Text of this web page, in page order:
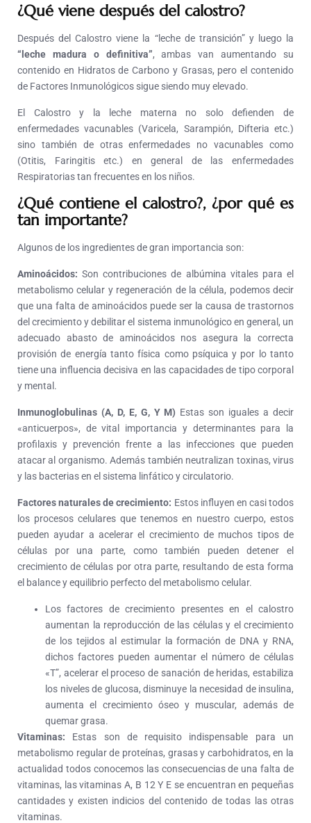
¿Qué viene después del calostro?
Después del Calostro viene la “leche de transición” y luego la
“leche madura o definitiva”, ambas van aumentando su
contenido en Hidratos de Carbono y Grasas, pero el contenido
de Factores Inmunológicos sigue siendo muy elevado.
El Calostro y la leche materna no solo defienden de
enfermedades vacunables (Varicela, Sarampión, Difteria etc.)
sino también de otras enfermedades no vacunables como
(Otitis, Faringitis etc.) en general de las enfermedades
Respiratorias tan frecuentes en los niños.
¿Qué contiene el calostro?, ¿por qué es
tan importante?
Algunos de los ingredientes de gran importancia son:
Aminoácidos: Son contribuciones de albúmina vitales para el
metabolismo celular y regeneración de la célula, podemos decir
que una falta de aminoácidos puede ser la causa de trastornos
del crecimiento y debilitar el sistema inmunológico en general, un
adecuado abasto de aminoácidos nos asegura la correcta
provisión de energía tanto física como psíquica y por lo tanto
tiene una influencia decisiva en las capacidades de tipo corporal
y mental.
Inmunoglobulinas (A, D, E, G, Y M) Estas son iguales a decir
«anticuerpos», de vital importancia y determinantes para la
profilaxis y prevención frente a las infecciones que pueden
atacar al organismo. Además también neutralizan toxinas, virus
y las bacterias en el sistema linfático y circulatorio.
Factores naturales de crecimiento: Estos influyen en casi todos
los procesos celulares que tenemos en nuestro cuerpo, estos
pueden ayudar a acelerar el crecimiento de muchos tipos de
células por una parte, como también pueden detener el
crecimiento de células por otra parte, resultando de esta forma
el balance y equilibrio perfecto del metabolismo celular.
Los factores de crecimiento presentes en el calostro
aumentan la reproducción de las células y el crecimiento
de los tejidos al estimular la formación de DNA y RNA,
dichos factores pueden aumentar el número de células
«T”, acelerar el proceso de sanación de heridas, estabiliza
los niveles de glucosa, disminuye la necesidad de insulina,
aumenta el crecimiento óseo y muscular, además de
quemar grasa.
Vitaminas: Estas son de requisito indispensable para un
metabolismo regular de proteínas, grasas y carbohidratos, en la
actualidad todos conocemos las consecuencias de una falta de
vitaminas, las vitaminas A, B 12 Y E se encuentran en pequeñas
cantidades y existen indicios del contenido de todas las otras
vitaminas.